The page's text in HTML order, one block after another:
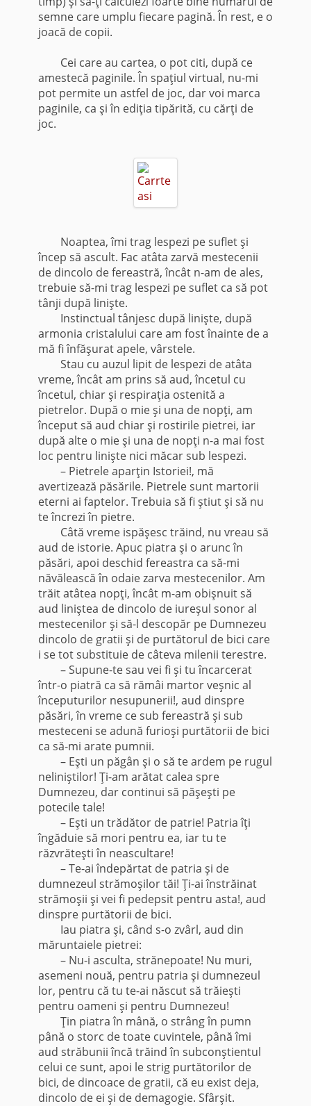
semne care umplu fiecare pagină. În rest, e o
joacă de copii.
Cei care au cartea, o pot citi, după ce
amestecă paginile. În spaţiul virtual, nu-mi
pot permite un astfel de joc, dar voi marca
paginile, ca şi în ediţia tipărită, cu cărţi de
joc.
Noaptea, îmi trag lespezi pe suflet şi
încep să ascult. Fac atâta zarvă mestecenii
de dincolo de fereastră, încât n-am de ales,
trebuie să-mi trag lespezi pe suflet ca să pot
tânji după linişte.
Instinctual tânjesc după linişte, după
armonia cristalului care am fost înainte de a
mă fi înfăşurat apele, vârstele.
Stau cu auzul lipit de lespezi de atâta
vreme, încât am prins să aud, încetul cu
încetul, chiar şi respiraţia ostenită a
pietrelor. După o mie şi una de nopţi, am
început să aud chiar şi rostirile pietrei, iar
după alte o mie şi una de nopţi n-a mai fost
loc pentru linişte nici măcar sub lespezi.
– Pietrele aparţin Istoriei!, mă
avertizează păsările. Pietrele sunt martorii
eterni ai faptelor. Trebuia să fi ştiut şi să nu
te încrezi în pietre.
Câtă vreme ispăşesc trăind, nu vreau să
aud de istorie. Apuc piatra şi o arunc în
păsări, apoi deschid fereastra ca să-mi
năvălească în odaie zarva mestecenilor. Am
trăit atâtea nopţi, încât m-am obişnuit să
aud liniştea de dincolo de iureşul sonor al
mestecenilor şi să-l descopăr pe Dumnezeu
dincolo de gratii şi de purtătorul de bici care
i se tot substituie de câteva milenii terestre.
– Supune-te sau vei fi şi tu încarcerat
într-o piatră ca să rămâi martor veşnic al
începuturilor nesupunerii!, aud dinspre
păsări, în vreme ce sub fereastră şi sub
mesteceni se adună furioşi purtătorii de bici
ca să-mi arate pumnii.
– Eşti un păgân şi o să te ardem pe rugul
neliniştilor! Ţi-am arătat calea spre
Dumnezeu, dar continui să păşeşti pe
potecile tale!
– Eşti un trădător de patrie! Patria îţi
îngăduie să mori pentru ea, iar tu te
răzvrăteşti în neascultare!
– Te-ai îndepărtat de patria şi de
dumnezeul strămoşilor tăi! Ţi-ai înstrăinat
strămoşii şi vei fi pedepsit pentru asta!, aud
dinspre purtătorii de bici.
Iau piatra şi, când s-o zvârl, aud din
măruntaiele pietrei:
– Nu-i asculta, strănepoate! Nu muri,
asemeni nouă, pentru patria şi dumnezeul
lor, pentru că tu te-ai născut să trăieşti
pentru oameni şi pentru Dumnezeu!
Ţin piatra în mână, o strâng în pumn
până o storc de toate cuvintele, până îmi
aud străbunii încă trăind în subconştientul
celui ce sunt, apoi le strig purtătorilor de
bici, de dincoace de gratii, că eu exist deja,
dincolo de ei şi de demagogie. Sfârşit.